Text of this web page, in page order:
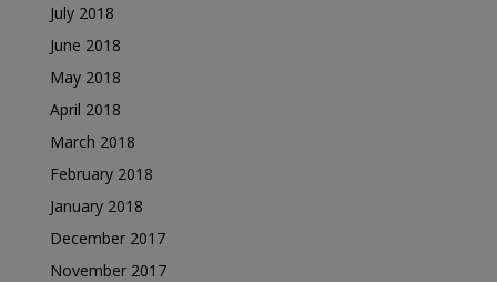
July 2018
June 2018
May 2018
April 2018
March 2018
February 2018
January 2018
December 2017
November 2017